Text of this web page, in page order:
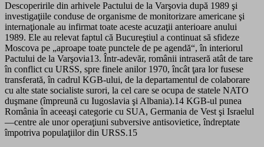
Descoperirile din arhivele Pactului de la Varşovia după 1989 şi
investigaţiile conduse de organisme de monitorizare americane şi
internaţionale au infirmat toate aceste acuzaţii anterioare anului
1989. Ele au relevat faptul că Bucureştiul a continuat să sfideze
Moscova pe „aproape toate punctele de pe agendă“, în interiorul
Pactului de la Varşovia13. Într-adevăr, românii intraseră atât de tare
în conflict cu URSS, spre finele anilor 1970, încât ţara lor fusese
transferată, în cadrul KGB-ului, de la departamentul de colaborare
cu alte state socialiste surori, la cel care se ocupa de statele NATO
duşmane (împreună cu Iugoslavia şi Albania).14 KGB-ul punea
România în aceeaşi categorie cu SUA, Germania de Vest şi Israelul
—centre ale unor operaţiuni subversive antisovietice, îndreptate
împotriva populaţiilor din URSS.15